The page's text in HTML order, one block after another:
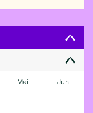
Mai Jun